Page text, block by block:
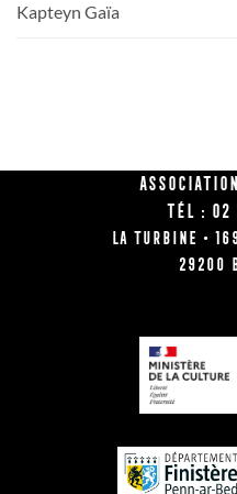
Kapteyn Gaïa
Tél : 02
La Turbine •
29200